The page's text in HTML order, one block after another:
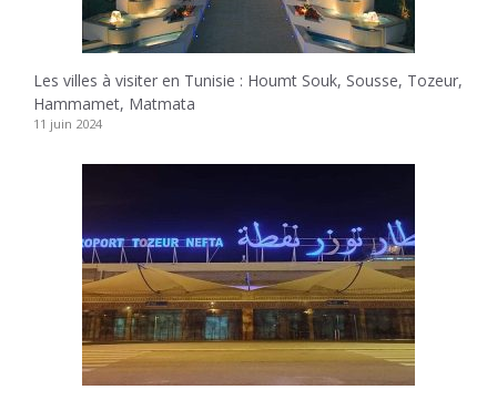
Les villes à visiter en Tunisie : Houmt Souk, Sousse, Tozeur,
Hammamet, Matmata
11 juin 2024